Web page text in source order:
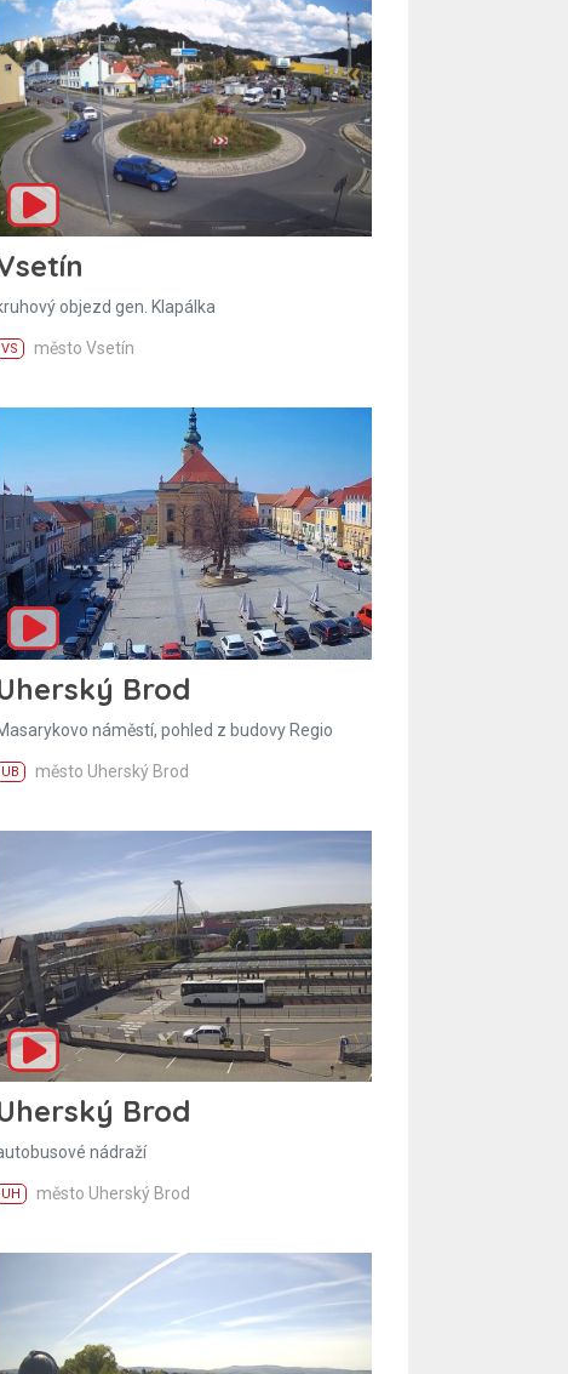
objezd gen. Klapálka
VS město Vsetín
Brod
náměstí, pohled z budovy Regio
UB město Uherský Brod
Brod
nádraží
UH město Uherský Brod